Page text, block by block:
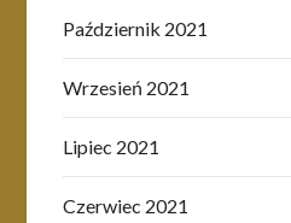
Październik 2021
Wrzesień 2021
Lipiec 2021
Czerwiec 2021